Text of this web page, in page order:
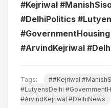
#Kejriwal
#DelhiPolitics
#ArvindKejriwal
Tags:
##Kejriwal
#LutyensDelhi
#ArvindKejriwal #DelhiNews